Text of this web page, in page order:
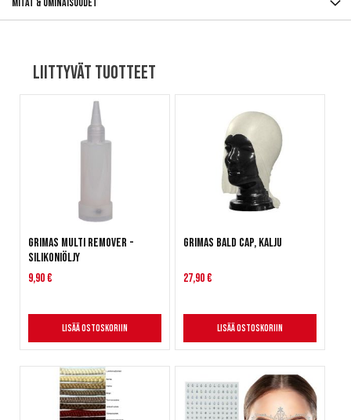
Mitat & ominaisuudet
Liittyvät tuotteet
Grimas Multi Remover -
Silikoniöljy
9,90 €
Lisää ostoskoriin
Grimas Bald Cap, kalju
27,90 €
Lisää ostoskoriin